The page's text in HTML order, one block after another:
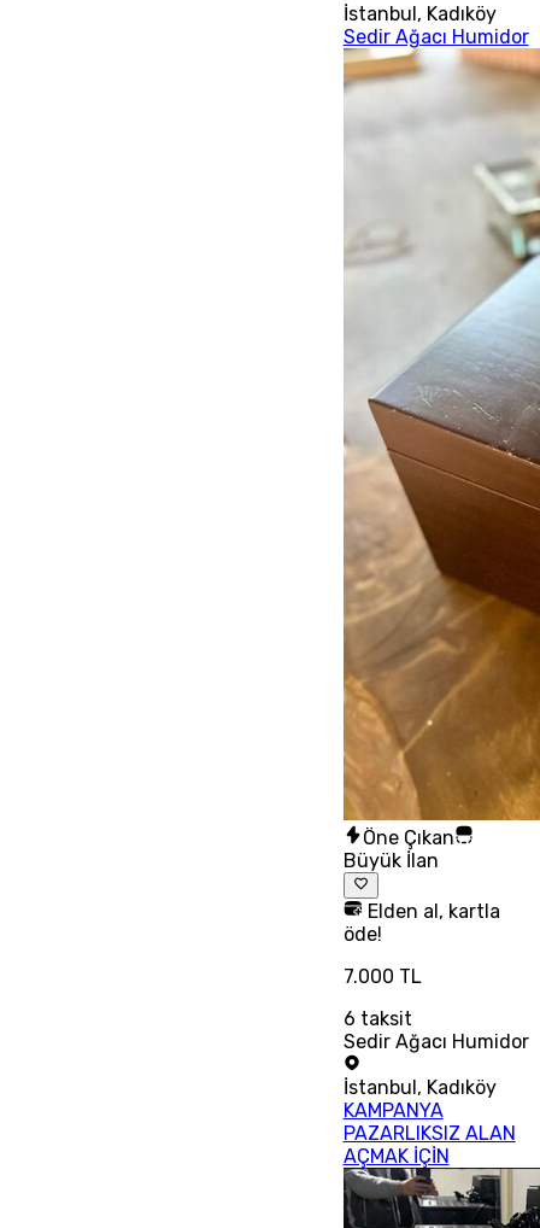
İstanbul, Kadıköy
Sedir Ağacı Humidor
Öne Çıkan
Büyük İlan
Elden al, kartla
öde!
7.000 TL
6 taksit
Sedir Ağacı Humidor
İstanbul , Kadıköy
KAMPANYA
PAZARLIKSIZ ALAN
AÇMAK İÇİN